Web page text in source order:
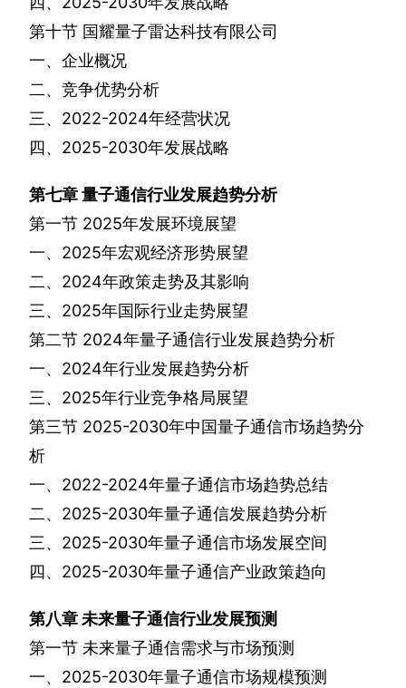
第十节 国耀量子雷达科技有限公司
一、企业概况
二、竞争优势分析
三、 2022-2024年经营状况
四、 2025-2030年发展战略
第七章量子通信行业发展趋势分析
第一节 2025年发展环境展望
一、 2025年宏观经济形势展望
二、 2024年政策走势及其影响
三、 2025年国际行业走势展望
第二节 2024年量子通信行业发展趋势分析
一、 2024年行业发展趋势分析
三、 2025年行业竞争格局展望
第三节 2025-2030年中国量子通信市场趋势分
析
一、 2022-2024年量子通信市场趋势总结
二、 2025-2030年量子通信发展趋势分析
三、 2025-2030年量子通信市场发展空间
四、 2025-2030年量子通信产业政策趋向
第八章 未来量子通信行业发展预测
第一节 未来量子通信需求与市场预测
一、 2025-2030年量子通信市场规模预测